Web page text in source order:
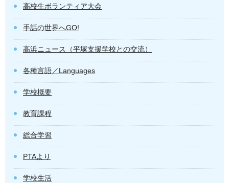
高校生ボランティア大会
手話の世界へGO!
高浜ニュース（平塚支援学校との交流）
各種言語／Languages
学校概要
教育課程
総合学習
PTAより
学校生活